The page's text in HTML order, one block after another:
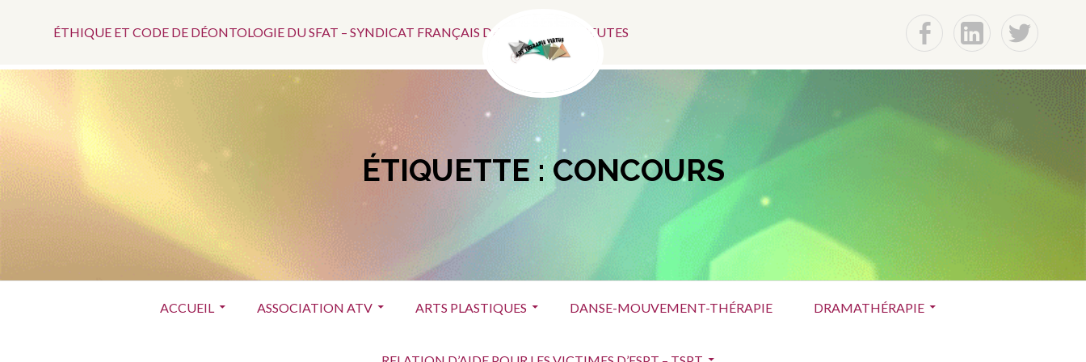
Top
ÉTHIQUE ET CODE DE DÉONTOLOGIE DU SFAT – SYNDICAT FRANÇAIS DES ART-THÉRAPEUTES
Social
f Lin t
ÉTIQUETTE :CONCOURS
ACCUEIL ASSOCIATION ATV ARTS PLASTIQUES DANSE-MOUVEMENT-THÉRAPIE DRAMATHÉRAPIE